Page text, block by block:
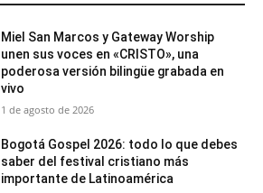
Miel San Marcos y Gateway Worship
unen sus voces en «CRISTO», una
poderosa versión bilingüe grabada en
vivo
1 de agosto de 2026
Bogotá Gospel 2026: todo lo que debes
saber del festival cristiano más
importante de Latinoamérica